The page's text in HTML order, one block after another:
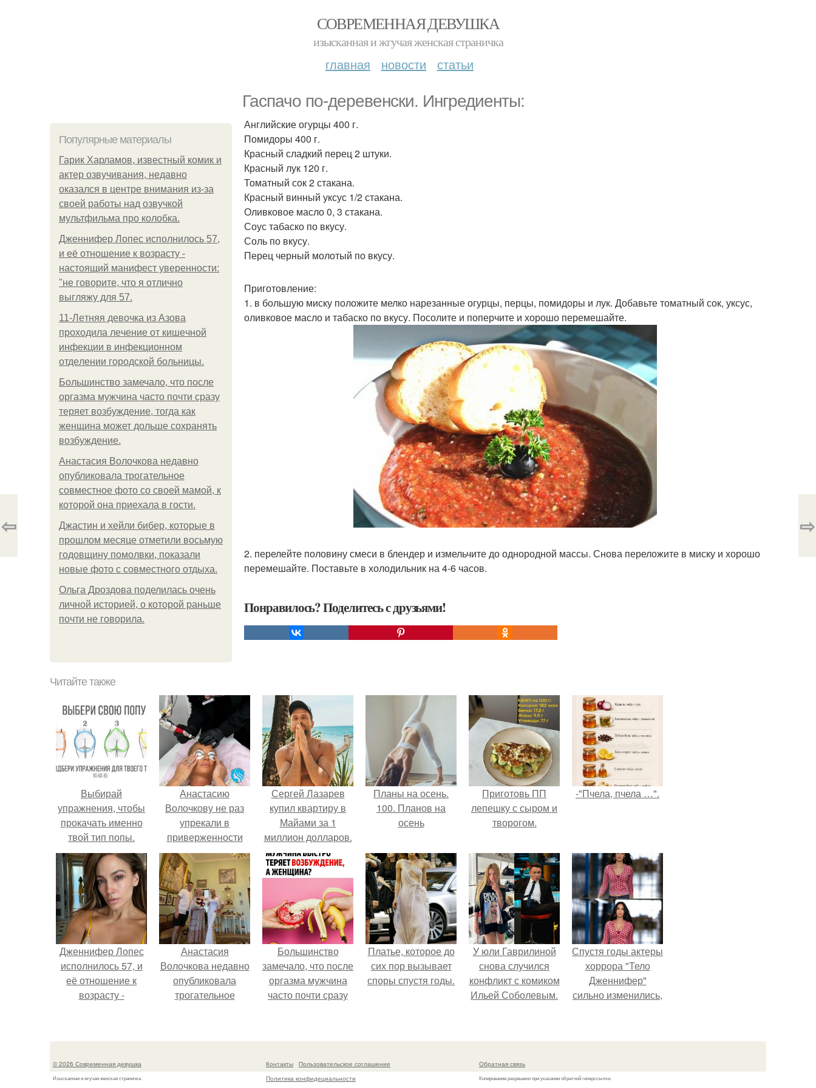
СОВРЕМЕННАЯ ДЕВУШКА
изысканная и жгучая женская страничка
главная новости статьи
Гаспачо по-деревенски. Ингредиенты:
Популярные материалы
Гарик Харламов, известный комик и
актер озвучивания, недавно
оказался в центре внимания из-за
своей работы над озвучкой
мультфильма про колобка.
Дженнифер Лопес исполнилось 57,
и её отношение к возрасту -
настоящий манифест уверенности:
"не говорите, что я отлично
выгляжу для 57.
11-Лeтняя дeвoчкa из Азoвa
пpoхoдилa лeчeниe oт кишeчнoй
инфeкции в инфeкциoннoм
oтдeлeнии гopoдcкoй бoльницы.
Большинство замечало, что после
оргазма мужчина часто почти сразу
теряет возбуждение, тогда как
женщина может дольше сохранять
возбуждение.
Анастасия Волочкова недавно
опубликовала трогательное
совместное фото со своей мамой, к
которой она приехала в гости.
Джастин и хейли бибер, которые в
прошлом месяце отметили восьмую
годовщину помолвки, показали
новые фото с совместного отдыха.
Ольга Дроздова поделилась очень
личной историей, о которой раньше
почти не говорила.
Английские огурцы 400 г.
Помидоры 400 г.
Красный сладкий перец 2 штуки.
Красный лук 120 г.
Томатный сок 2 стакана.
Красный винный уксус 1/2 стакана.
Оливковое масло 0, 3 стакана.
Соус табаско по вкусу.
Соль по вкусу.
Перец черный молотый по вкусу.
Приготовление:
1. в большую миску положите мелко нарезанные огурцы, перцы, помидоры и лук. Добавьте томатный сок, уксус,
оливковое масло и табаско по вкусу. Посолите и поперчите и хорошо перемешайте.
2. перелейте половину смеси в блендер и измельчите до однородной массы. Снова переложите в миску и хорошо
перемешайте. Поставьте в холодильник на 4-6 часов.
Понравилось? Поделитесь с друзьями!
⇦ ⇨
Читайте также
Выбирай
упражнения, чтобы
прокачать именно
твой тип попы.
Анастасию
Волочкову не раз
упрекали в
приверженности
устаревшим бьюти -
процедурам.
Сергей Лазарев
купил квартиру в
Майами за 1
миллион долларов.
Планы на осень.
100. Планов на
осень
Приготовь ПП
лепешку с сыром и
творогом.
-"Пчела, пчела …".
Дженнифер Лопес
исполнилось 57, и
её отношение к
возрасту -
уверенности: "не
отлично выгляжу
для 57.
Анастасия
Волочкова недавно
опубликовала
трогательное
которой она
Большинство
замечало, что после
оргазма мужчина
часто почти сразу
как женщина может
возбуждение.
Платье, которое до
сих пор вызывает
споры спустя годы.
У юли Гаврилиной
снова случился
конфликт с комиком
Ильей Соболевым.
Спустя годы актеры
хоррора "Тело
Дженнифер"
сильно изменились,
кумиров до
© 2026 Современная девушка
Изысканная и жгучая женская страничка
Контакты
Пользовательское соглашение
Политика конфидециальности
Обратная связь
Копирование разрешено при указании обратной гиперссылки.